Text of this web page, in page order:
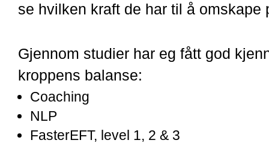
se hvilken kraft de har til å
Gjennom studier har eg fått god
kroppens balanse:
Coaching
NLP
FasterEFT, level 1, 2 & 3